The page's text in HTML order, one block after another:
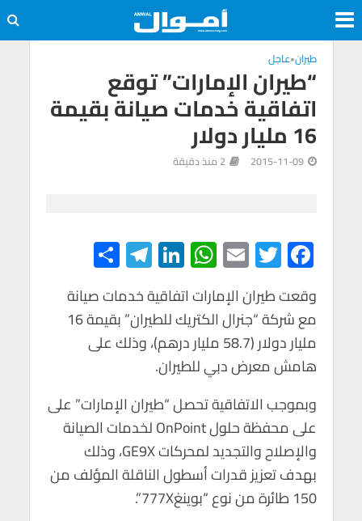
طيران•عاجل
“طيران الإمارات” توقع
اتفاقية خدمات صيانة بقيمة
16 مليار دولار
2015-11-09 2 منذ دقيقة
F
ac
e
b
o
o
k
T
wi
tt
er
E
m
ail
W
h
at
s
A
p
p
Li
n
ke
dI
n
Te
le
gr
a
m
h
ar
e
وقعت طيران الإمارات اتفاقية خدمات صيانة
مع شركة “جنرال الكتريك للطيران” بقيمة 16
مليار دولار (58.7 مليار درهم)، وذلك على
هامش معرض دبي للطيران.
وبموجب الاتفاقية تحصل “طيران الإمارات” على
على محفظة حلول OnPoint لخدمات الصيانة
والإصلاح والتجديد لمحركات GE9X، وذلك
بهدف تعزيز قدرات أسطول الناقلة المؤلف من
150 طائرة من نوع “بوينغ777X”.